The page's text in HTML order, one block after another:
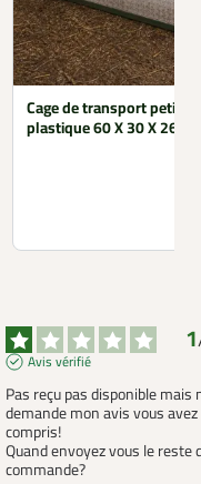
Cage de transport petit
plastique 60 X 30 X 26 cm
1
Avis vérifié
Pas reçu pas disponible mais
demande mon avis vous
compris!
Quand envoyez vous le reste
commande?